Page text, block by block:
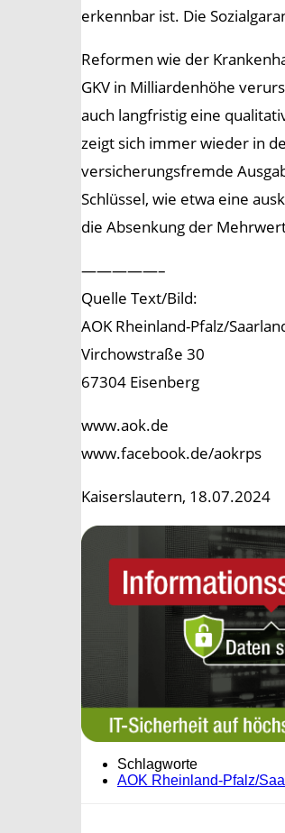
erkennbar ist. Die
Reformen wie der
GKV in Milliardenhöhe
auch langfristig eine
zeigt sich immer wieder in
versicherungsfremde
Schlüssel, wie etwa eine
die Absenkung der
—————–
Quelle Text/Bild:
AOK Rheinland-Pfalz/
Virchowstraße 30
67304 Eisenberg
www.aok.de
www.facebook.de/aokrps
Kaiserslautern, 18.07.2024
Schlagworte
AOK Rheinland-Pfalz/